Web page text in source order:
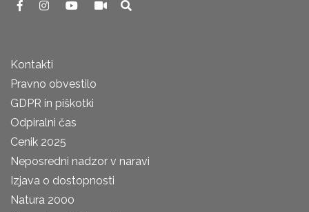
Kontakti
Pravno obvestilo
GDPR in piškotki
Odpiralni čas
Cenik 2025
Neposredni nadzor v naravi
Izjava o dostopnosti
Natura 2000